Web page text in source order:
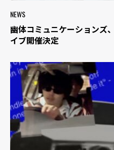
NEWS
幽体コミュニケーションズ
イブ開催決定